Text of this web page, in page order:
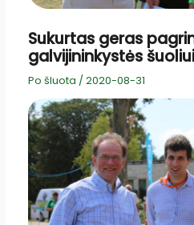
Sukurtas geras
galvijininkystės šuoliui
Po šluota / 2020-08-31